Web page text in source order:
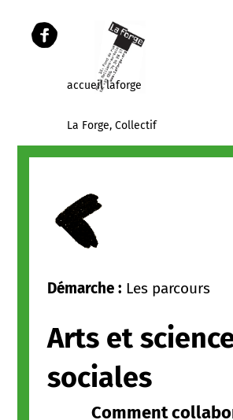
accueil laforge
La Forge, Collectif
Les publications
Panier
Démarche : Les parcours
Arts et
sociales
Comment